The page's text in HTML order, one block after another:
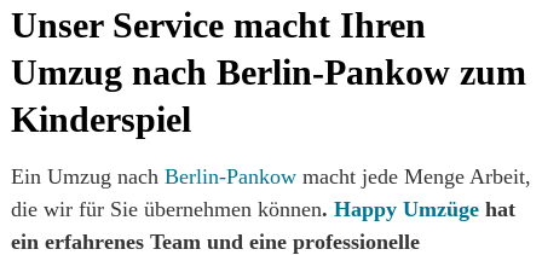
Unser Service macht Ihren
Umzug nach Berlin-Pankow zum
Kinderspiel
Ein Umzug nach Berlin-Pankow macht jede Menge Arbeit,
die wir für Sie übernehmen können. Happy Umzüge hat
ein erfahrenes Team und eine professionelle